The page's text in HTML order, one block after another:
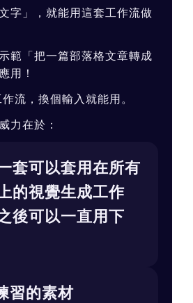
字」，就能用這套工作流做
範「把一篇部落格文章轉成
用！
流，換個輸入就能用。
力在於：
套可以套用在所有
的視覺生成工作
後可以一直用下
習的素材